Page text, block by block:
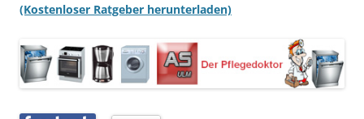
(Kostenloser Ratgeber herunterladen)